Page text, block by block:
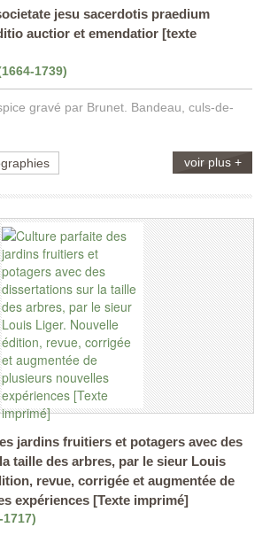
jesu sacerdotis praedium
auctior et emendatior [texte
1739)
gravé par Brunet. Bandeau, culs-de-
voir plus +
jardins fruitiers et potagers avec des
taille des arbres, par le sieur Louis
revue, corrigée et augmentée de
expériences [Texte imprimé]